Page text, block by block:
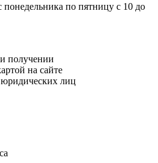
понедельника по пятницу с 10 до
получении
на сайте
лиц